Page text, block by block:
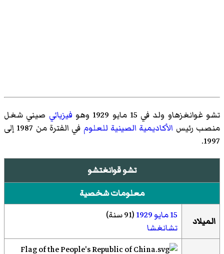
تشو غوانغزهاو ولد في 15 مايو 1929 وهو فيزيائي صيني شغل
منصب رئيس الأكاديمية الصينية للعلوم
في الفترة من 1987 إلى
1997.
تشو قوانغتشو
معلومات شخصية
الميلاد 15 مايو 1929(91 سنة)
تشانغشا